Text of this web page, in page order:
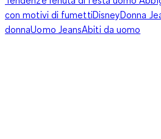
con motivi di fumettiDisneyDonna
donnaUomo JeansAbiti da uomo